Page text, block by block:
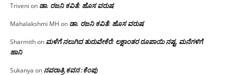
Triveni on ಡಾ. ರಜನಿ ಕವಿತೆ: ಹೊಸ ವರುಷ
Mahalakshmi MH on ಡಾ. ರಜನಿ ಕವಿತೆ: ಹೊಸ ವರುಷ
Sharmithon ಮಳೆಗೆ ನಲುಗಿದ ತುರುವೇಕೆರೆ: ಲಕ್ಷಾಂತರ ರೂಪಾಯಿ ನಷ್ಟ, ಮನೆಗಳಿಗೆ
ಹಾನಿ
Sukanya on ನವರಾತ್ರಿ ಕವನ :ಕೆಂಪು